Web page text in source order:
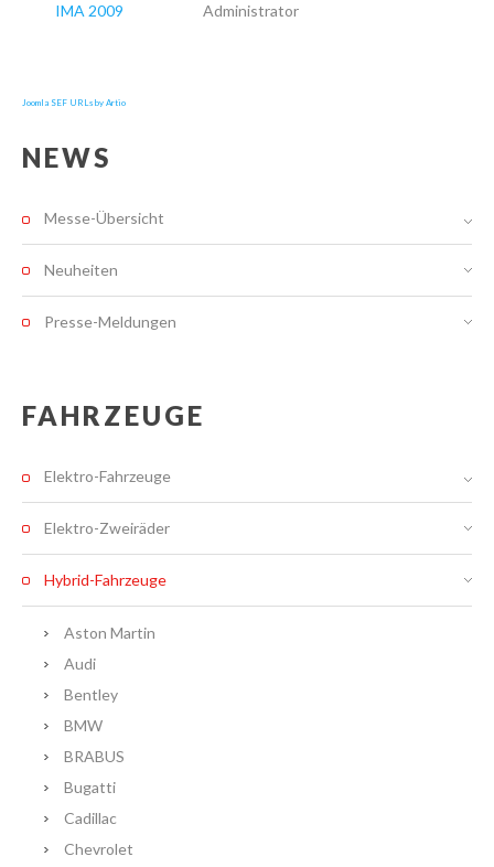
IMA 2009
Administrator
Joomla SEF URLs by Artio
NEWS
Messe-Übersicht
Neuheiten
Presse-Meldungen
FAHRZEUGE
Elektro-Fahrzeuge
Elektro-Zweiräder
Hybrid-Fahrzeuge
Aston Martin
Audi
Bentley
BMW
BRABUS
Bugatti
Cadillac
Chevrolet